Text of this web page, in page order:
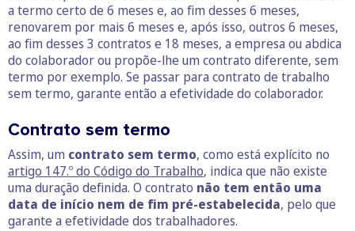
a termo certo de 6 meses e, ao fim desses 6 meses,
renovarem por mais 6 meses e, após isso, outros 6 meses,
ao fim desses 3 contratos e 18 meses, a empresa ou abdica
do colaborador ou propõe-lhe um contrato diferente, sem
termo por exemplo. Se passar para contrato de trabalho
sem termo, garante então a efetividade do colaborador.
Contrato sem termo
Assim, um contrato sem termo, como está explícito no
artigo 147.º do Código do Trabalho, indica que não existe
uma duração definida. O contrato não tem então uma
data de início nem de fim pré-estabelecida, pelo que
garante a efetividade dos trabalhadores.